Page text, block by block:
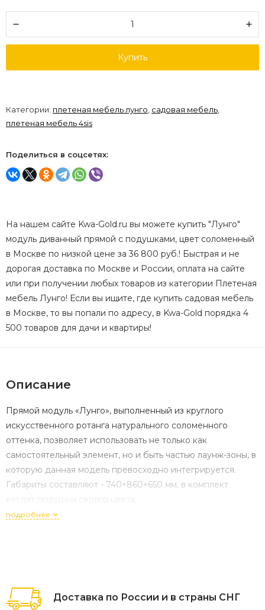
Купить
Категории: плетеная мебель лунго, садовая мебель,
плетеная мебель 4sis
Поделиться в соцсетях:
На нашем сайте Kwa-Gold.ru вы можете купить "Лунго"
модуль диванный прямой с подушками, цвет соломенный
в Москве по низкой цене за 36 800 руб.! Быстрая и не
дорогая доставка по Москве и России, оплата на сайте
или при получении любых товаров из категории Плетеная
мебель Лунго! Если вы ищите, где купить садовая мебель
в Москве, то вы попали по адресу, в Kwa-Gold порядка 4
500 товаров для дачи и квартиры!
Описание
Прямой модуль «Лунго», выполненный из круглого
искусственного ротанга натурального соломенного
оттенка, позволяет использовать не только как
самостоятельный элемент, но и быть частью лаунж-зоны, в
которую данная модель превосходно интегрируется.
Габариты составляют - 740×860×650 мм, в комплект
подробнее
Доставка по России и в страны СНГ